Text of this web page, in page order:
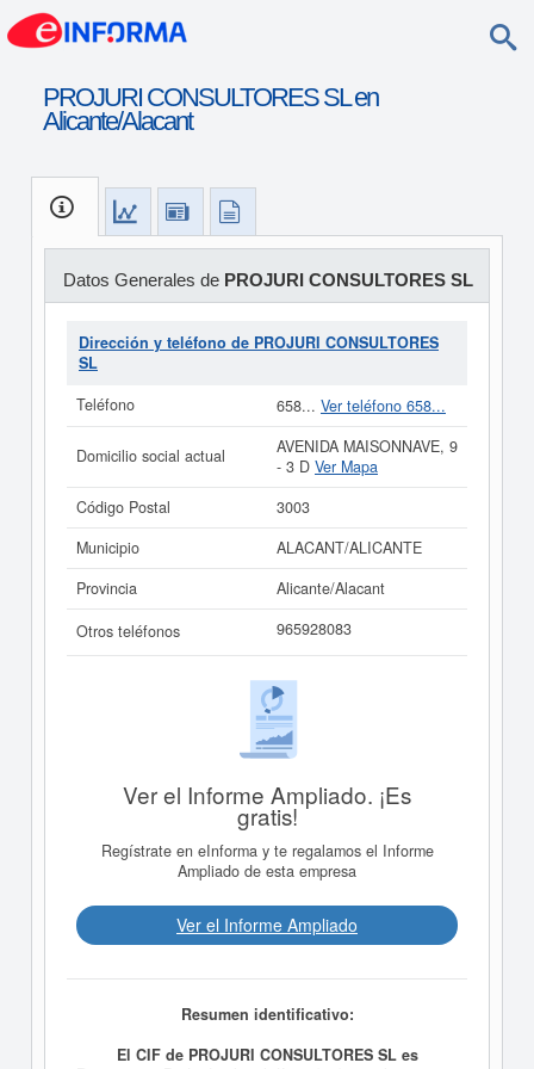
PROJURI CONSULTORES SL en
Alicante/Alacant
Datos Generales de PROJURI CONSULTORES SL
Dirección y teléfono de PROJURI CONSULTORES
SL
Teléfono
658... Ver teléfono 658...
Domicilio social actual
AVENIDA MAISONNAVE, 9
- 3 D Ver Mapa
Código Postal
3003
Municipio
ALACANT/ALICANTE
Provincia
Alicante/Alacant
Otros teléfonos
965928083
Ver el Informe Ampliado. ¡Es
gratis!
Regístrate en eInforma y te regalamos el Informe
Ampliado de esta empresa
Ver el Informe Ampliado
Resumen identificativo:
El CIF de PROJURI CONSULTORES SL es